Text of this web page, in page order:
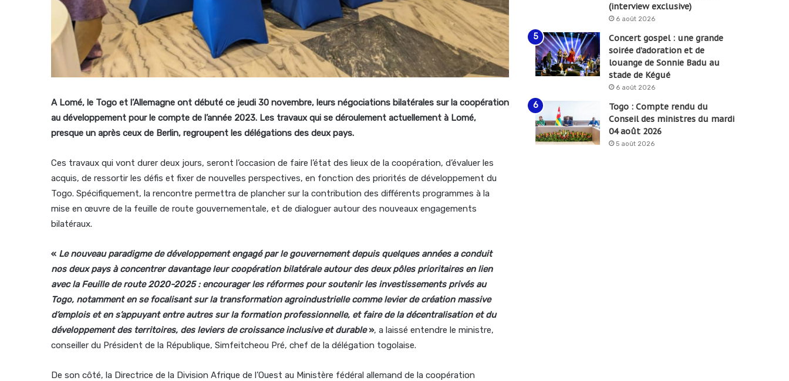
A Lomé, le Togo et l’Allemagne ont débuté ce jeudi 30 novembre, leurs négociations bilatérales sur la coopération
au développement pour le compte de l’année 2023. Les travaux qui se déroulement actuellement à Lomé,
presque un après ceux de Berlin, regroupent les délégations des deux pays.
Ces travaux qui vont durer deux jours, seront l’occasion de faire l’état des lieux de la coopération, d’évaluer les
acquis, de ressortir les défis et fixer de nouvelles perspectives, en fonction des priorités de développement du
Togo. Spécifiquement, la rencontre permettra de plancher sur la contribution des différents programmes à la
mise en œuvre de la feuille de route gouvernementale, et de dialoguer autour des nouveaux engagements
bilatéraux.
« Le nouveau paradigme de développement engagé par le gouvernement depuis quelques années a conduit
nos deux pays à concentrer davantage leur coopération bilatérale autour des deux pôles prioritaires en lien
avec la Feuille de route 2020-2025 : encourager les réformes pour soutenir les investissements privés au
Togo, notamment en se focalisant sur la transformation agroindustrielle comme levier de création massive
d’emplois et en s’appuyant entre autres sur la formation professionnelle, et faire de la décentralisation et du
développement des territoires, des leviers de croissance inclusive et durable », a laissé entendre le ministre,
conseiller du Président de la République, Simfeitcheou Pré, chef de la délégation togolaise.
De son côté, la Directrice de la Division Afrique de l’Ouest au Ministère fédéral allemand de la coopération
(interview exclusive)
6 août 2026
Concert gospel : une grande
soirée d’adoration et de
louange de Sonnie Badu au
stade de Kégué
6 août 2026
Togo : Compte rendu du
Conseil des ministres du mardi
04 août 2026
5 août 2026